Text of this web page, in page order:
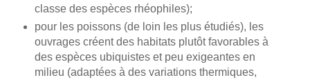
classe des espèces rhéophiles);
pour les poissons (de loin les plus étudiés), les
ouvrages créent des habitats plutôt favorables à
des espèces ubiquistes et peu exigeantes en
milieu (adaptées à des variations thermiques,